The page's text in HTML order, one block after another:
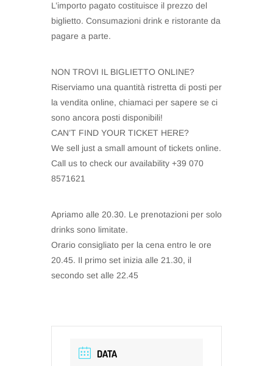
L’importo pagato costituisce il prezzo del
biglietto. Consumazioni drink e ristorante da
pagare a parte.
NON TROVI IL BIGLIETTO ONLINE?
Riserviamo una quantità ristretta di posti per
la vendita online, chiamaci per sapere se ci
sono ancora posti disponibili!
CAN’T FIND YOUR TICKET HERE?
We sell just a small amount of tickets online.
Call us to check our availability +39 070
8571621
Apriamo alle 20.30. Le prenotazioni per solo
drinks sono limitate.
Orario consigliato per la cena entro le ore
20.45. Il primo set inizia alle 21.30, il
secondo set alle 22.45
DATA